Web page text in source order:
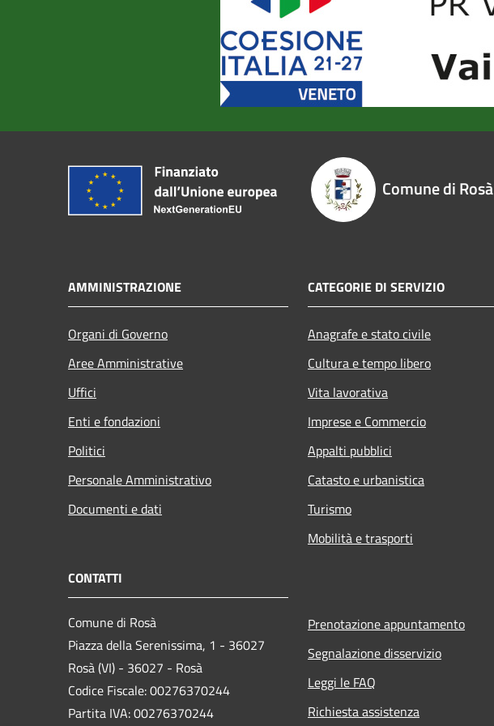
Comune di Rosà
AMMINISTRAZIONE
Organi di Governo
Aree Amministrative
Uffici
Enti e fondazioni
Politici
Personale Amministrativo
Documenti e dati
CATEGORIE DI SERVIZIO
Anagrafe e stato civile
Cultura e tempo libero
Vita lavorativa
Imprese e Commercio
Appalti pubblici
Catasto e urbanistica
Turismo
Mobilità e trasporti
CONTATTI
Comune di Rosà
Piazza della Serenissima, 1 - 36027
Rosà (VI) - 36027 - Rosà
Codice Fiscale: 00276370244
Partita IVA: 00276370244
Prenotazione appuntamento
Segnalazione disservizio
Leggi le FAQ
Richiesta assistenza